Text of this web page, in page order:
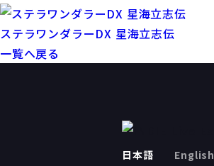
ステラワンダラーDX 星海立志伝
一覧へ戻る
日本語 English